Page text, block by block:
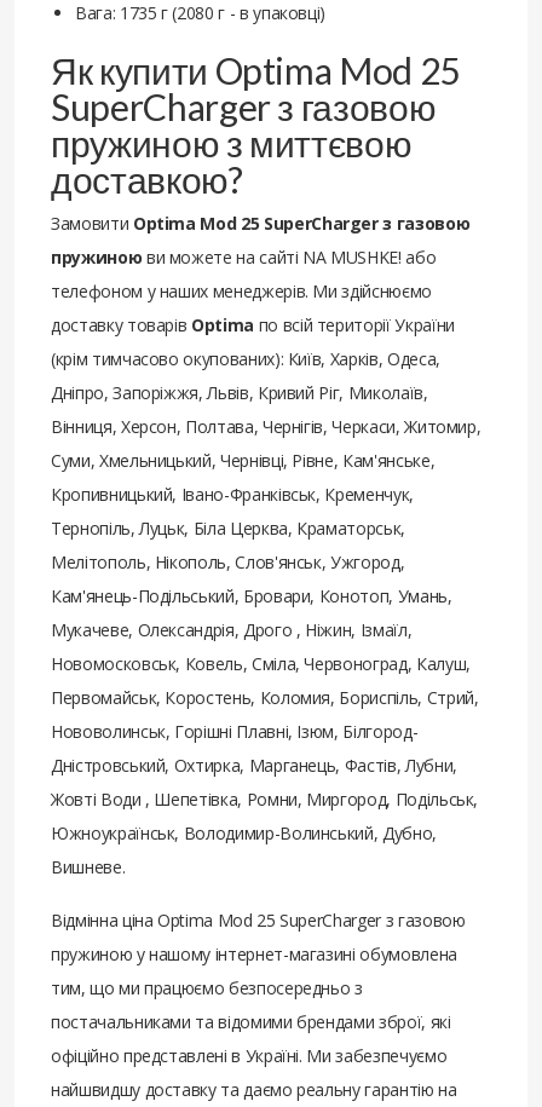
Вага: 1735 г (2080 г - в упаковці)
Як купити Optima Mod 25
SuperCharger з газовою
пружиною з миттєвою
доставкою?
Замовити Optima Mod 25 SuperCharger з газовою
пружиною ви можете на сайті NA MUSHKE! або
телефоном у наших менеджерів. Ми здійснюємо
доставку товарів Optima по всій території України
(крім тимчасово окупованих): Київ, Харків, Одеса,
Дніпро, Запоріжжя, Львів, Кривий Ріг, Миколаїв,
Вінниця, Херсон, Полтава, Чернігів, Черкаси, Житомир,
Суми, Хмельницький, Чернівці, Рівне, Кам'янське,
Кропивницький, Івано-Франківськ, Кременчук,
Тернопіль, Луцьк, Біла Церква, Краматорськ,
Мелітополь, Нікополь, Слов'янськ, Ужгород,
Кам'янець-Подільський, Бровари, Конотоп, Умань,
Мукачеве, Олександрія, Дрого , Ніжин, Ізмаїл,
Новомосковськ, Ковель, Сміла, Червоноград, Калуш,
Первомайськ, Коростень, Коломия, Бориспіль, Стрий,
Нововолинськ, Горішні Плавні, Ізюм, Білгород-
Дністровський, Охтирка, Марганець, Фастів, Лубни,
Жовті Води , Шепетівка, Ромни, Миргород, Подільськ,
Южноукраїнськ, Володимир-Волинський, Дубно,
Вишневе.
Відмінна ціна Optima Mod 25 SuperCharger з газовою
пружиною у нашому інтернет-магазині обумовлена ​​
тим, що ми працюємо безпосередньо з
постачальниками та відомими брендами зброї, які
офіційно представлені в Україні. Ми забезпечуємо
найшвидшу доставку та даємо реальну гарантію на